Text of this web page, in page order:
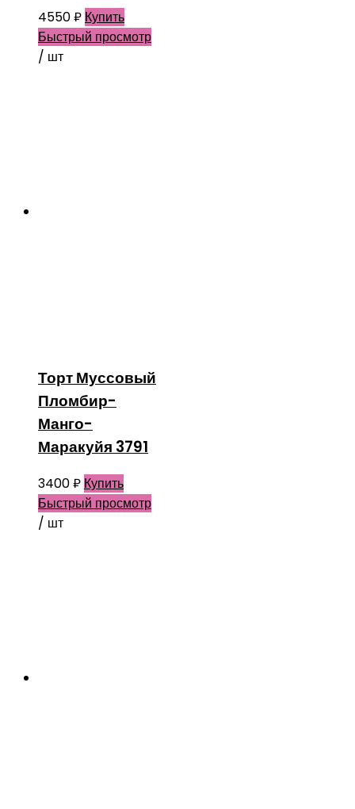
4550₽ Купить
Быстрый просмотр
/ шт
Торт Муссовый
Пломбир-
Манго-
Маракуйя 3791
3400₽ Купить
Быстрый просмотр
/ шт